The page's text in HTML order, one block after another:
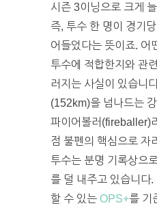
시즌 3이닝으로 크게
즉, 투수 한 명이 경기
어들었다는 뜻이죠. 어
투수에 적합한지와 관
러지는 사실이 있습니
(152km)을 넘나드는
파이어볼러(fireballer)
점 불펜의 핵심으로 자
투수는 분명 기록상으
를 덜 내주고 있습니다
할 수 있는 OPS+를 기